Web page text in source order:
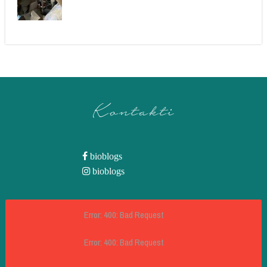
Kontakti
bioblogs
bioblogs
Error: 400: Bad Request
Error: 400: Bad Request